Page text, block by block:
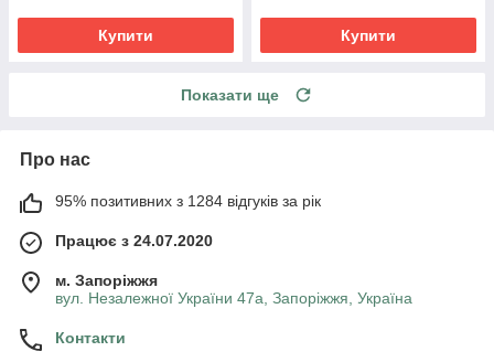
Купити Купити
Показати ще
Про нас
95% позитивних з 1284 відгуків за рік
Працює з 24.07.2020
м. Запоріжжя
вул. Незалежної України 47а, Запоріжжя, Україна
Контакти